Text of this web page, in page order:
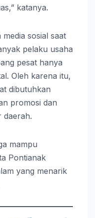
katanya.
sosial saat
pelaku usaha
pesat hanya
Oleh karena itu,
dibutuhkan
promosi dan
daerah.
mampu
Pontianak
yang menarik